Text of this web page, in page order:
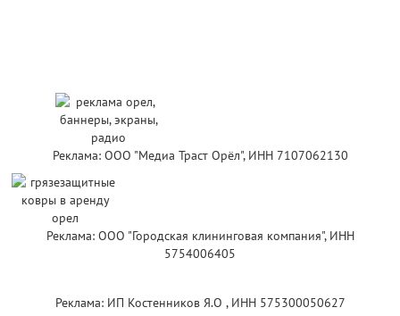
Реклама: ООО "Медиа Траст Орёл", ИНН 7107062130
Реклама: ООО "Городская клининговая компания", ИНН
5754006405
Реклама: ИП Костенников Я.О , ИНН 575300050627